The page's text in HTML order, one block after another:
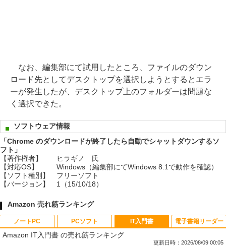
なお、編集部にて試用したところ、ファイルのダウン
ロード先としてデスクトップを選択しようとするとエラ
ーが発生したが、デスクトップ上のフォルダーは問題な
く選択できた。
ソフトウェア情報
「Chrome のダウンロードが終了したら自動でシャットダウンするソ
フト」
【著作権者】
ヒラギノ 氏
【対応OS】
Windows（編集部にてWindows 8.1で動作を確認）
【ソフト種別】
フリーソフト
【バージョン】
1（15/10/18）
Amazon 売れ筋ランキング
ノートPC PCソフト IT入門書
Amazon IT入門書 の売れ筋ランキング
更新日時：2026/08/09 00:05
電子書籍リーダー